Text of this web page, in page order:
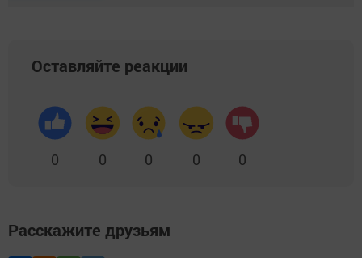
Оставляйте реакции
0 0 0 0 0
Расскажите друзьям